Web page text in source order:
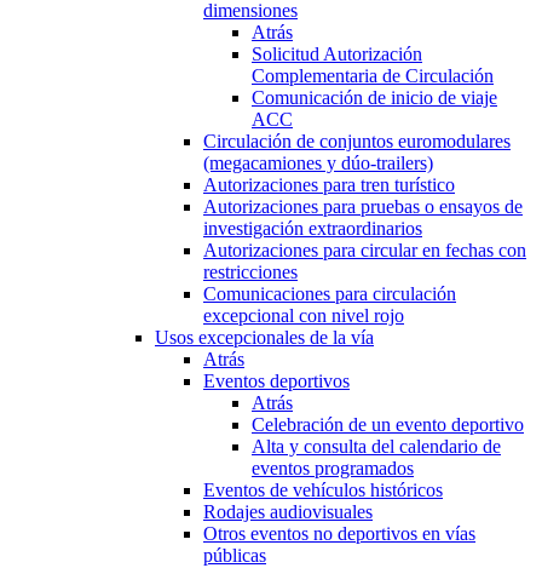
dimensiones
Atrás
Solicitud Autorización
Complementaria de Circulación
Comunicación de inicio de viaje
ACC
Circulación de conjuntos euromodulares
(megacamiones y dúo-trailers)
Autorizaciones para tren turístico
Autorizaciones para pruebas o ensayos de
investigación extraordinarios
Autorizaciones para circular en fechas con
restricciones
Comunicaciones para circulación
excepcional con nivel rojo
Usos excepcionales de la vía
Atrás
Eventos deportivos
Atrás
Celebración de un evento deportivo
Alta y consulta del calendario de
eventos programados
Eventos de vehículos históricos
Rodajes audiovisuales
Otros eventos no deportivos en vías
públicas